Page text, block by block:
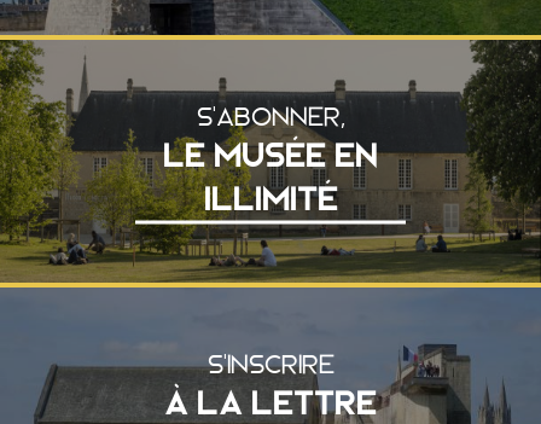
S'ABONNER,
LE MUSÉE EN
ILLIMITÉ
S'INSCRIRE
À LA LETTRE